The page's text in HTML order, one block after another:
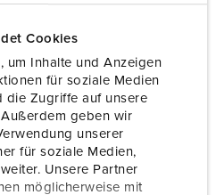
Cookies
um Inhalte und Anzeigen
für soziale Medien
die Zugriffe auf unsere
geben wir
unserer
für soziale Medien,
Unsere Partner
möglicherweise mit
g